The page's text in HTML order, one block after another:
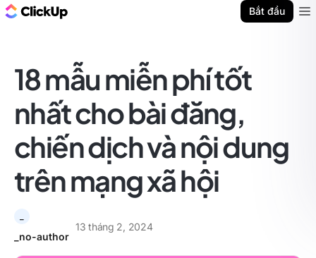
Bắt đầu
18 mẫu miễn phí tốt
nhất cho bài đăng,
chiến dịch và nội dung
trên mạng xã hội
_no-author
13 tháng 2, 2024